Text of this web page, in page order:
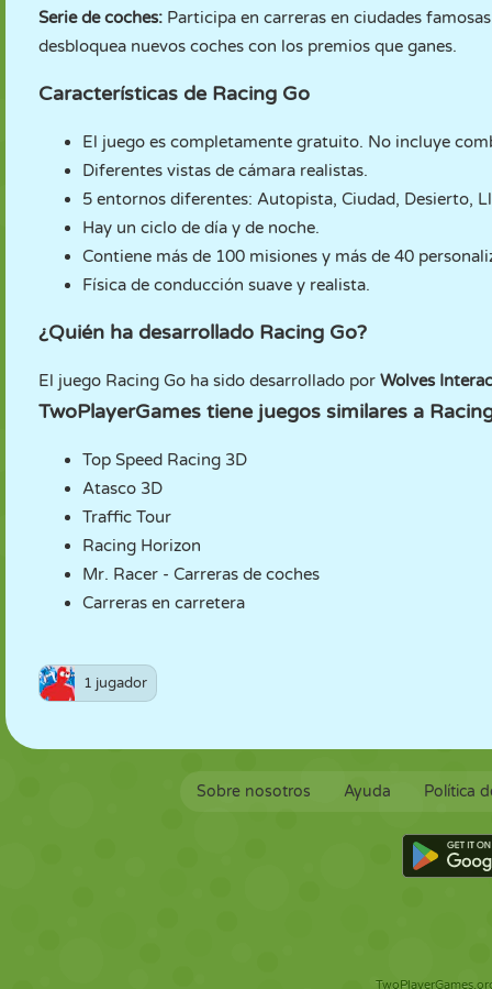
Serie de coches: Participa en carreras en ciudades
desbloquea nuevos coches con los premios que ganes.
Características de Racing Go
El juego es completamente gratuito. No incluye
Diferentes vistas de cámara realistas.
5 entornos diferentes: Autopista, Ciudad, Desierto,
Hay un ciclo de día y de noche.
Contiene más de 100 misiones y más de 40
Física de conducción suave y realista.
¿Quién ha desarrollado Racing Go?
El juego Racing Go ha sido desarrollado por Wolves
TwoPlayerGames tiene juegos similares a
Top Speed Racing 3D
Atasco 3D
Traffic Tour
Racing Horizon
Mr. Racer - Carreras de coches
Carreras en carretera
1 jugador
Sobre nosotros Ayuda Política